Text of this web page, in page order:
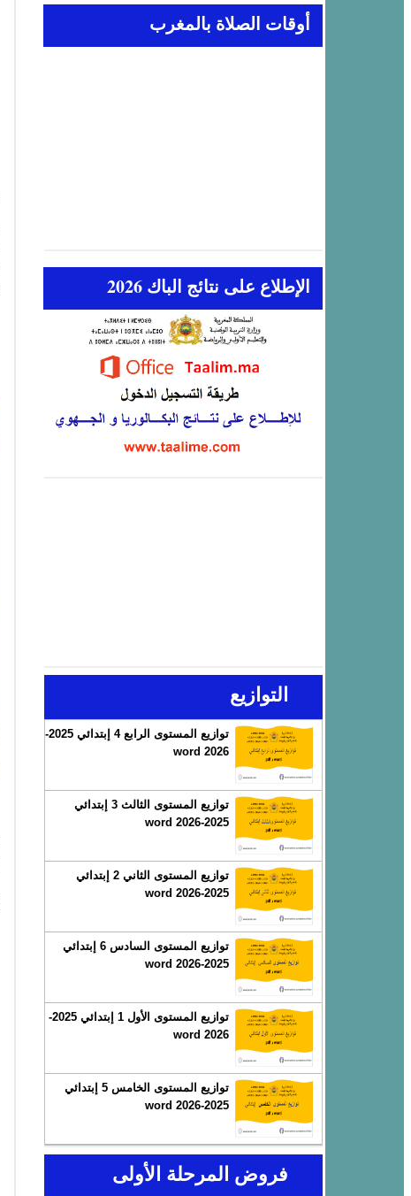
بالفرنسية سنة 2026
أوقات الصلاة بالمغرب
الإطلاع على نتائج الباك 2026
التوازيع
توازيع المستوى الرابع 4 إبتدائي 2025-
2026 word
توازيع المستوى الثالث 3 إبتدائي
2025-2026 word
توازيع المستوى الثاني 2 إبتدائي
2025-2026 word
توازيع المستوى السادس 6 إبتدائي
2025-2026 word
توازيع المستوى الأول 1 إبتدائي 2025-
2026 word
توازيع المستوى الخامس 5 إبتدائي
2025-2026 word
فروض المرحلة الأولى